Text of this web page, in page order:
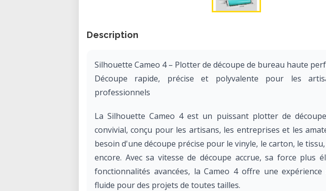
Description
Silhouette Cameo 4 – Plotter de découpe de bureau haute
Découpe rapide, précise et polyvalente pour les
professionnels
La Silhouette Cameo 4 est un puissant plotter de
convivial, conçu pour les artisans, les entreprises et les
besoin d'une découpe précise pour le vinyle, le carton, le
encore. Avec sa vitesse de découpe accrue, sa force plus
fonctionnalités avancées, la Cameo 4 offre une expérience
fluide pour des projets de toutes tailles.